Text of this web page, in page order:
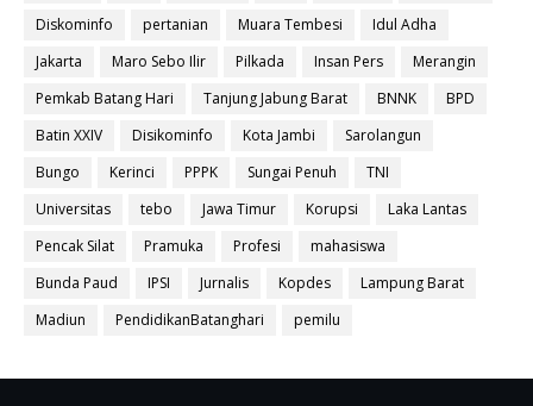
Diskominfo
pertanian Muara Tembesi
Idul Adha
Jakarta
Maro Sebo Ilir Pilkada Insan Pers
Merangin
Pemkab Batang Hari
Tanjung Jabung Barat BNNK
BPD
Batin XXIV
Disikominfo Kota Jambi
Sarolangun
Bungo
Kerinci PPPK Sungai Penuh
TNI
Universitas
tebo Jawa Timur Korupsi
Laka Lantas
Pencak Silat
Pramuka Profesi
mahasiswa
Bunda Paud
IPSI Jurnalis Kopdes
Lampung Barat
Madiun
PendidikanBatanghari pemilu